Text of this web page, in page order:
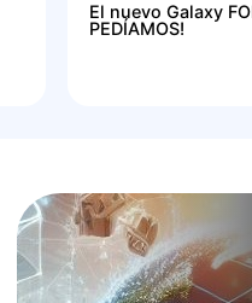
El nuevo Galaxy
PEDÍAMOS!